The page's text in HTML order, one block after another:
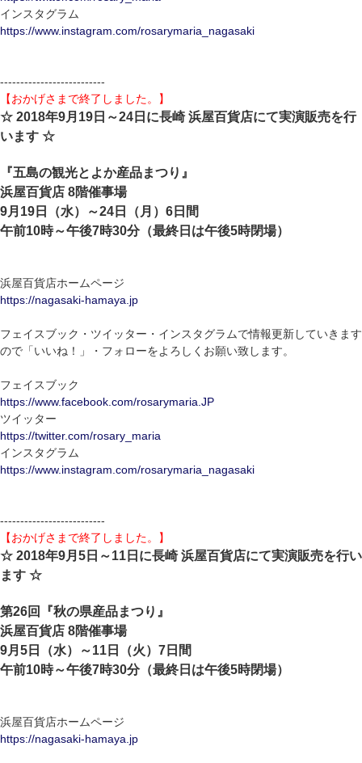
インスタグラム
https://www.instagram.com/rosarymaria_nagasaki
--------------------------
【おかげさまで終了しました。】
☆ 2018年9月19日～24日に長崎 浜屋百貨店にて実演販売を行
います ☆
『五島の観光とよか産品まつり』
浜屋百貨店 8階催事場
9月19日（水）～24日（月）6日間
午前10時～午後7時30分（最終日は午後5時閉場）
浜屋百貨店ホームページ
https://nagasaki-hamaya.jp
フェイスブック・ツイッター・インスタグラムで情報更新していきます
ので「いいね！」・フォローをよろしくお願い致します。
フェイスブック
https://www.facebook.com/rosarymaria.JP
ツイッター
https://twitter.com/rosary_maria
インスタグラム
https://www.instagram.com/rosarymaria_nagasaki
--------------------------
【おかげさまで終了しました。】
☆ 2018年9月5日～11日に長崎 浜屋百貨店にて実演販売を行い
ます ☆
第26回『秋の県産品まつり』
浜屋百貨店 8階催事場
9月5日（水）～11日（火）7日間
午前10時～午後7時30分（最終日は午後5時閉場）
浜屋百貨店ホームページ
https://nagasaki-hamaya.jp